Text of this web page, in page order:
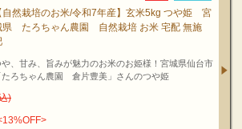
自然栽培のお米/令和7年産】玄米5kg つや姫 宮
県 たろちゃん農園 自然栽培 お米 宅配 無施
や、甘み、旨みが魅力のお米のお姫様！宮城県仙台市
たろちゃん農園 倉片豊美」さんのつや姫
)